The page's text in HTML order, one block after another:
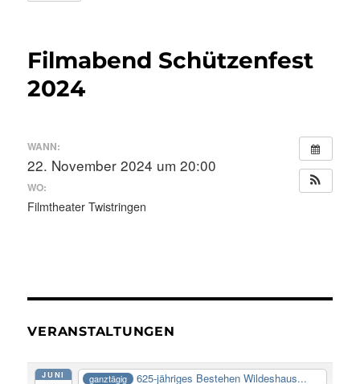
Filmabend Schützenfest
2024
WANN:
22. November 2024 um 20:00
WO:
Filmtheater Twistringen
VERANSTALTUNGEN
JUNI ganztägig 625-jähriges Bestehen Wildeshaus...